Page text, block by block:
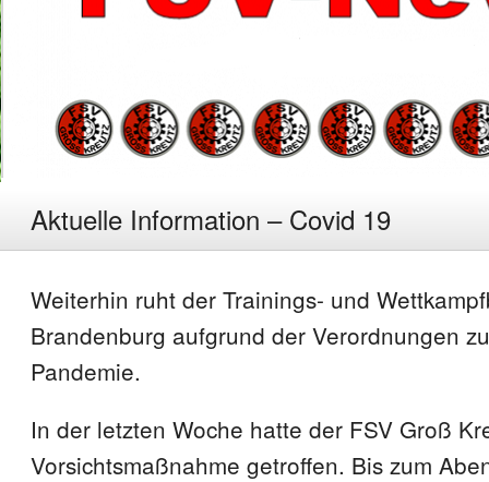
Aktuelle Information – Covid 19
Weiterhin ruht der Trainings- und
Brandenburg aufgrund der Verordnungen
Pandemie.
In der letzten Woche hatte der FSV Groß
Vorsichtsmaßnahme getroffen. Bis zum